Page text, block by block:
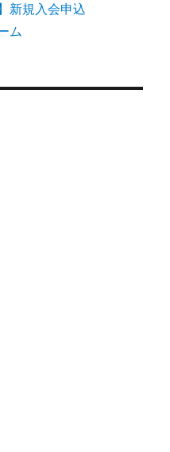
新規入会申込
ム